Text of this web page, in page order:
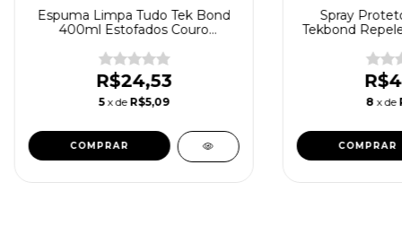
Espuma Limpa Tudo Tek Bond
400ml Estofados Couro
R$24,53
5 x de R$5,09
Spray
Tekbond
8 x de